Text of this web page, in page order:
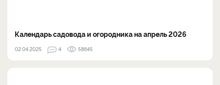
Календарь садовода и огородника на апрель 2026
02.04.2025 4 58645